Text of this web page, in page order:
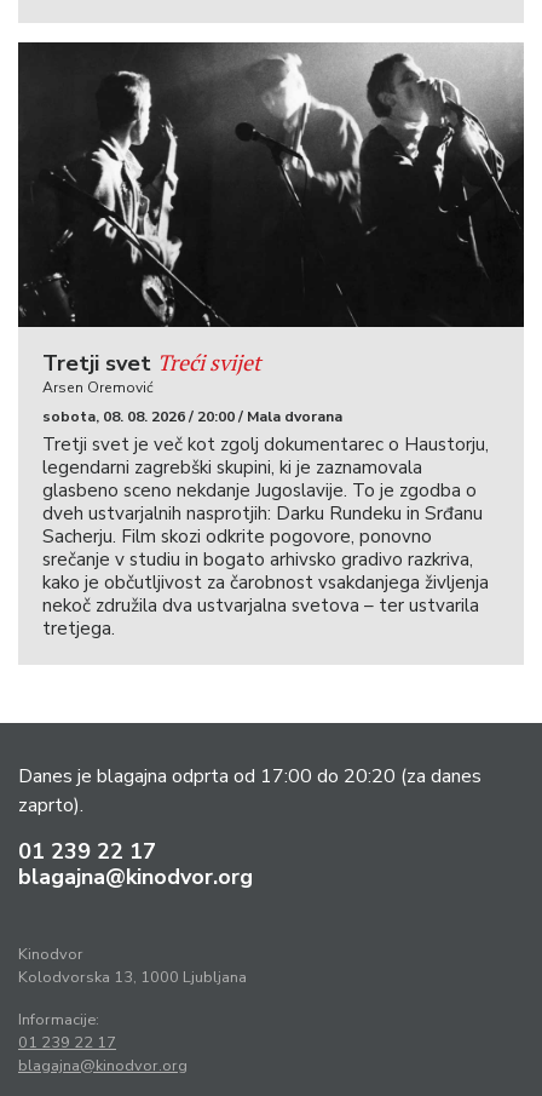
Tretji svet Treći svijet
Arsen Oremović
sobota, 08. 08. 2026 / 20:00 / Mala dvorana
Tretji svet je več kot zgolj dokumentarec o Haustorju,
legendarni zagrebški skupini, ki je zaznamovala
glasbeno sceno nekdanje Jugoslavije. To je zgodba o
dveh ustvarjalnih nasprotjih: Darku Rundeku in Srđanu
Sacherju. Film skozi odkrite pogovore, ponovno
srečanje v studiu in bogato arhivsko gradivo razkriva,
kako je občutljivost za čarobnost vsakdanjega življenja
nekoč združila dva ustvarjalna svetova – ter ustvarila
tretjega.
Danes je blagajna odprta od 17:00 do 20:20 (za danes
zaprto).
01 239 22 17
blagajna@kinodvor.org
Kinodvor
Kolodvorska 13, 1000 Ljubljana
Informacije:
01 239 22 17
blagajna@kinodvor.org